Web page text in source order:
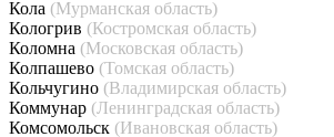
Кола (Мурманская область)
Кологрив (Костромская область)
Коломна (Московская область)
Колпашево (Томская область)
Кольчугино (Владимирская область)
Коммунар (Ленинградская область)
Комсомольск (Ивановская область)